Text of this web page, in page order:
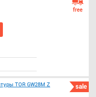
free
sale
TOR GW28M Z